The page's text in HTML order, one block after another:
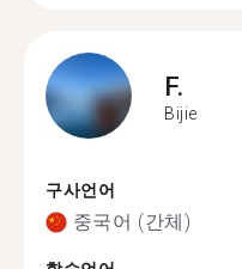
F.
Bijie
구사언어
중국어 (간체)